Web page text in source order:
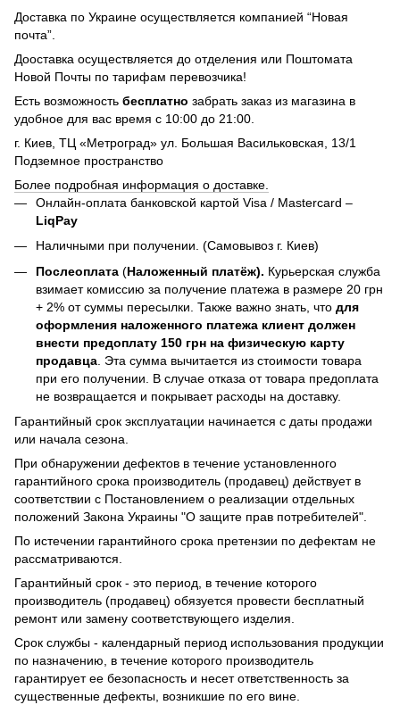
Доставка по Украине осуществляется компанией “Новая
почта”.
Дооставка осуществляется до отделения или Поштомата
Новой Почты по тарифам перевозчика!
Есть возможность бесплатно забрать заказ из магазина в
удобное для вас время с 10:00 до 21:00.
г. Киев, ТЦ «Метроград» ул. Большая Васильковская, 13/1
Подземное пространство
Более подробная информация о доставке.
Онлайн-оплата банковской картой Visa / Mastercard –
LiqPay
Наличными при получении. (Самовывоз г. Киев)
Послеоплата (Наложенный платёж). Курьерская служба
взимает комиссию за получение платежа в размере 20 грн
+ 2% от суммы пересылки. Также важно знать, что для
оформления наложенного платежа клиент должен
внести предоплату 150 грн на физическую карту
продавца . Эта сумма вычитается из стоимости товара
при его получении. В случае отказа от товара предоплата
не возвращается и покрывает расходы на доставку.
Гарантийный срок эксплуатации начинается с даты продажи
или начала сезона.
При обнаружении дефектов в течение установленного
гарантийного срока производитель (продавец) действует в
соответствии с Постановлением о реализации отдельных
положений Закона Украины "О защите прав потребителей".
По истечении гарантийного срока претензии по дефектам не
рассматриваются.
Гарантийный срок - это период, в течение которого
производитель (продавец) обязуется провести бесплатный
ремонт или замену соответствующего изделия.
Срок службы - календарный период использования продукции
по назначению, в течение которого производитель
гарантирует ее безопасность и несет ответственность за
существенные дефекты, возникшие по его вине.